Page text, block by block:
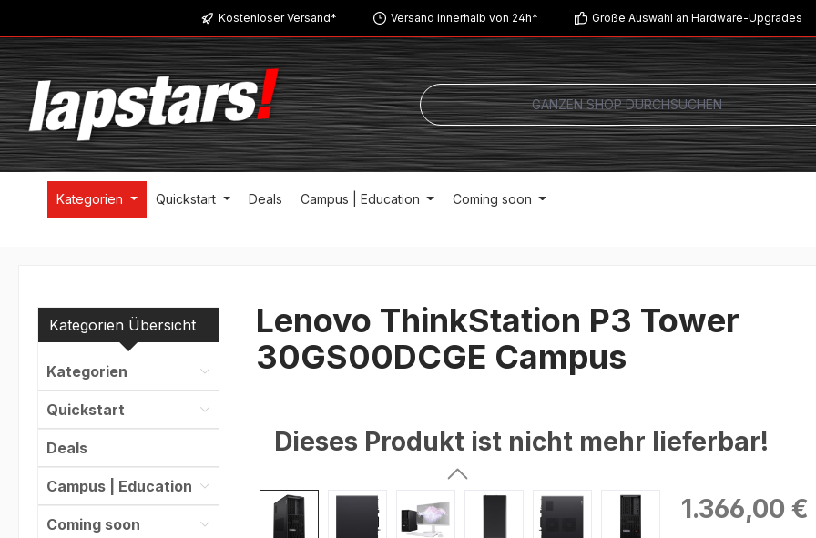
Zur Hauptnavigation springenKostenloser Versand* Versand innerhalb von 24h* Große Auswahl an Hardware-Upgrades
Kategorien Quickstart Deals Campus | Education Coming soon
Kategorien Übersicht
Kategorien
Quickstart
Deals
Campus | Education
Coming soon
Lenovo ThinkStation P3 Tower
30GS00DCGE Campus
Dieses Produkt ist nicht mehr lieferbar!
Bildergalerie überspringen Regulärer Preis:
1.366,00 €